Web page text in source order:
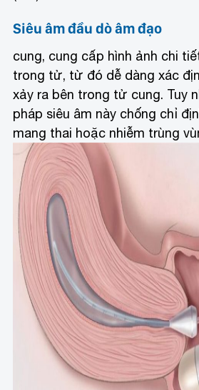
Siêu âm đầu dò âm đạo
cung, cung cấp hình ảnh chi
trong tử, từ đó dễ dàng xác
xảy ra bên trong tử cung. Tuy
pháp siêu âm này chống chỉ
mang thai hoặc nhiễm trùng